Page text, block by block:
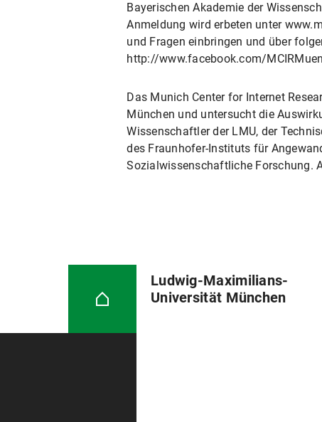
Bayerischen Akademie der
Anmeldung wird erbeten unter
und Fragen einbringen und über
http://www.facebook.com/
Das Munich Center for Internet
München und untersucht die
Wissenschaftler der LMU, der
des Fraunhofer-Instituts für
Sozialwissenschaftliche Forschung.
Ludwig-Maximilians-
Universität München